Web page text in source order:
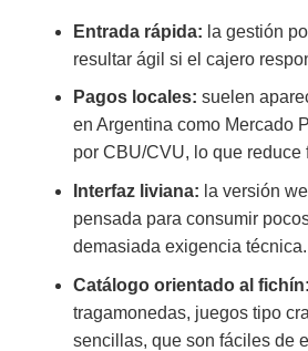
Entrada rápida: la gestión
resultar ágil si el cajero
Pagos locales: suelen
en Argentina como Mercado
por CBU/CVU, lo que reduce
Interfaz liviana: la versión
pensada para consumir
demasiada exigencia técnica.
Catálogo orientado al fichín:
tragamonedas, juegos tipo
sencillas, que son fáciles de